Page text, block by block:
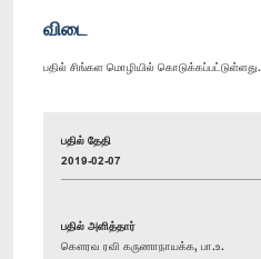
விடை
பதில் சிங்கள மொழியில் கொடுக்கப்பட்டுள்ளது.
பதில் தேதி
2019-02-07
பதில் அளித்தார்
கௌரவ ரவி கருணாநாயக்க, பா.உ.